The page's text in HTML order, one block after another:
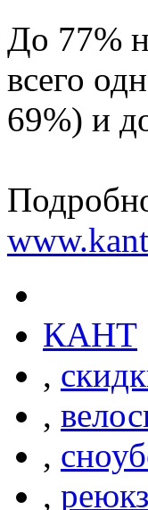
До 77%
всего
69%) и
КАНТ
,
,
,
,